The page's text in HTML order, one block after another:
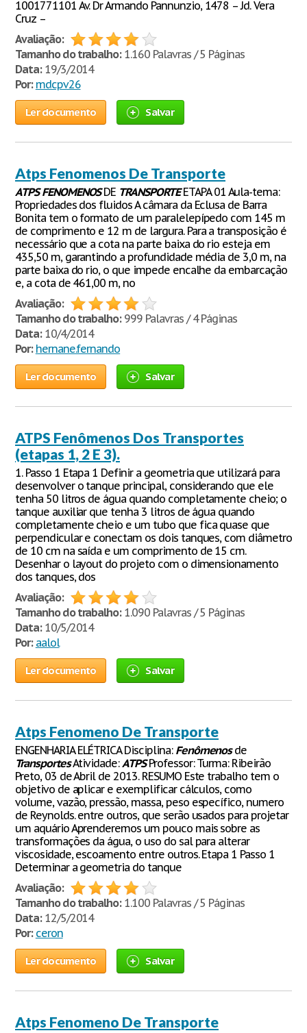
1001771101 Av. Dr Armando Pannunzio, 1478 – Jd. Vera
Cruz –
Avaliação:
Tamanho do trabalho:1.160 Palavras / 5 Páginas
Data:19/3/2014
Por: mdcpv26
Ler documento Salvar
Atps Fenomenos De Transporte
ATPS FENOMENOSDE TRANSPORTEETAPA 01 Aula-tema:
Propriedades dos fluidos A câmara da Eclusa de Barra
Bonita tem o formato de um paralelepípedo com 145 m
de comprimento e 12 m de largura. Para a transposição é
necessário que a cota na parte baixa do rio esteja em
435,50 m, garantindo a profundidade média de 3,0 m, na
parte baixa do rio, o que impede encalhe da embarcação
e, a cota de 461,00 m, no
Avaliação:
Tamanho do trabalho:999 Palavras / 4 Páginas
Data:10/4/2014
Por: hernane.fernando
Ler documento Salvar
ATPS Fenômenos Dos Transportes
(etapas 1, 2 E 3).
1. Passo 1 Etapa 1 Definir a geometria que utilizará para
desenvolver o tanque principal, considerando que ele
tenha 50 litros de água quando completamente cheio; o
tanque auxiliar que tenha 3 litros de água quando
completamente cheio e um tubo que fica quase que
perpendicular e conectam os dois tanques, com diâmetro
de 10 cm na saída e um comprimento de 15 cm.
Desenhar o layout do projeto com o dimensionamento
dos tanques, dos
Avaliação:
Tamanho do trabalho:1.090 Palavras / 5 Páginas
Data:10/5/2014
Por: aalol
Ler documento Salvar
Atps Fenomeno De Transporte
ENGENHARIA ELÉTRICA Disciplina: Fenômenosde
TransportesAtividade:ATPSProfessor: Turma: Ribeirão
Preto, 03 de Abril de 2013. RESUMO Este trabalho tem o
objetivo de aplicar e exemplificar cálculos, como
volume, vazão, pressão, massa, peso específico, numero
de Reynolds. entre outros, que serão usados para projetar
um aquário Aprenderemos um pouco mais sobre as
transformações da água, o uso do sal para alterar
viscosidade, escoamento entre outros. Etapa 1 Passo 1
Determinar a geometria do tanque
Avaliação:
Tamanho do trabalho:1.100 Palavras / 5 Páginas
Data:12/5/2014
Por: ceron
Ler documento Salvar
Atps Fenomeno De Transporte